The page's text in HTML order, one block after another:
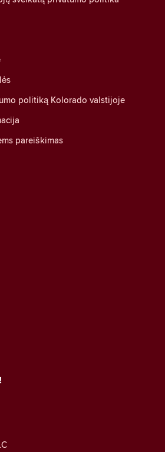
politiką Kolorado valstijoje
pareiškimas